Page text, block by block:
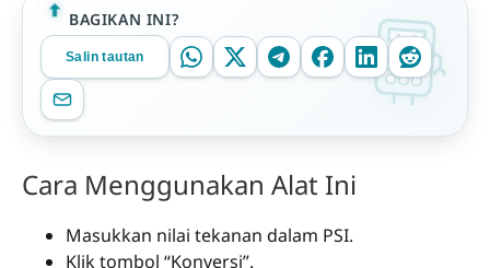
BAGIKAN INI?
Salin tautan
Cara Menggunakan Alat Ini
Masukkan nilai tekanan dalam PSI.
Klik tombol “Konversi”.